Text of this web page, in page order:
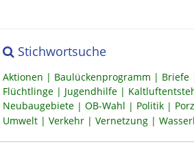
Stichwortsuche
Aktionen Baulückenprogramm Briefe
Flüchtlinge
Jugendhilfe
Neubaugebiete
OB-Wahl Politik Porz
Umwelt
Verkehr Vernetzung